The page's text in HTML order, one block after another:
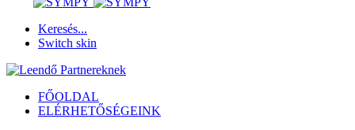
Keresés...
Switch skin
FŐOLDAL
ELÉRHETŐSÉGEINK